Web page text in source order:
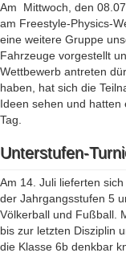
Am Mittwoch, den
am Freestyle-Physics-
eine weitere Gruppe
Fahrzeuge vorgestellt
Wettbewerb antreten
haben, hat sich die
Ideen sehen und hatten
Tag.
Unterstufen-
Am 14. Juli lieferten
der Jahrgangsstufen 5
Völkerball und Fußball.
bis zur letzten Disziplin
die Klasse 6b denkbar